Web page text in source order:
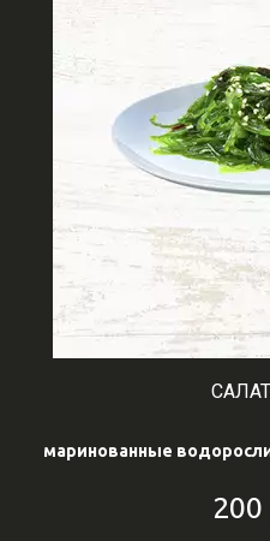
маринованные
200